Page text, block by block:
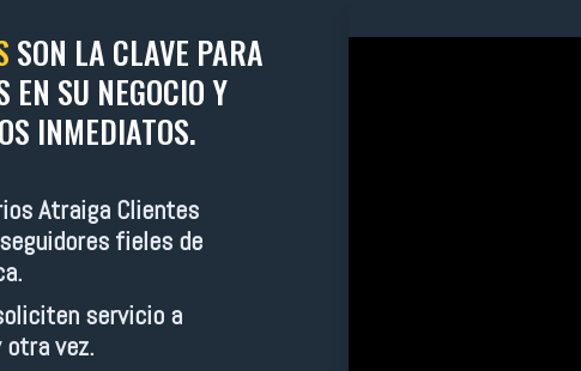
SON LA CLAVE PARA
SU NEGOCIO Y
INMEDIATOS.
Atraiga Clientes
fieles de
servicio a
vez.